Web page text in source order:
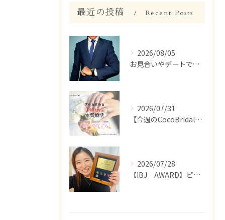
最近の投稿 Recent Posts
2026/08/05
お見合いやデートで、ついつい話しすぎちゃう人いませんか？【婚活 男性 話しすぎ】
2026/07/31
【今週のCocoBridal】7/27〜7/31 会員様 活動報告✨
2026/07/28
【IBJ AWARD】ピンバッジが届きました☺️